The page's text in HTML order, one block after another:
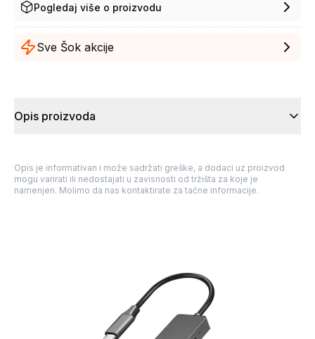
Pogledaj više o proizvodu
Sve Šok akcije
Opis proizvoda
Opis je informativan i može sadržati greške, a dodaci uz proizvod
mogu varirati ili nedostajati u zavisnosti od tržišta za koje je
namenjen. Molimo da nas kontaktirate za tačne informacije.